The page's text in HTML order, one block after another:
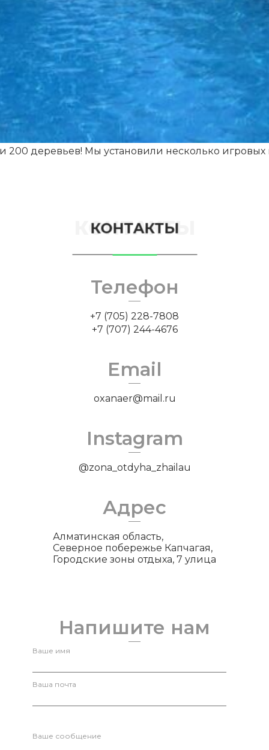
200 деревьев! Мы установили несколько
КОНТАКТЫ
КОНТАКТЫ
Телефон
+7 (705) 228-7808
+7 (707) 244-4676
Email
oxanaer@mail.ru
Instagram
@zona_otdyha_zhailau
Адрес
Алматинская область,
Северное побережье Капчагая,
Городские зоны отдыха, 7 улица
Напишите нам
Ваше имя
Ваша почта
Ваше сообщение